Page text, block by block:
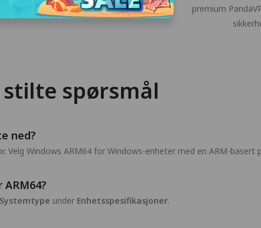
premium
spørsmål
ned?
Windows ARM64 for Windows-enheter med en ARM-basert
Systemtype under Enhetsspesifikasjoner.